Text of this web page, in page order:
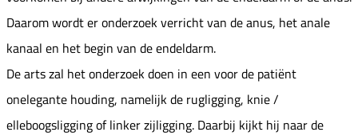
Daarom wordt er onderzoek verricht van de anus, het anale
kanaal en het begin van de endeldarm.
De arts zal het onderzoek doen in een voor de patiënt
onelegante houding, namelijk de rugligging, knie /
elleboogsligging of linker zijligging. Daarbij kijkt hij naar de